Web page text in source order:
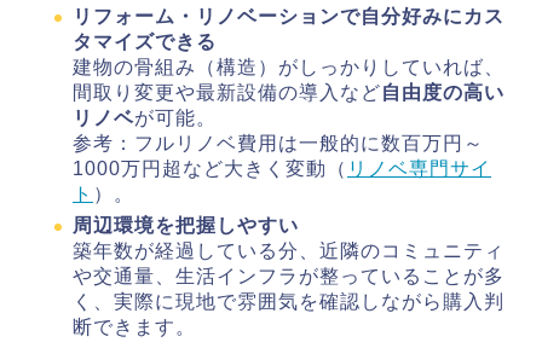
リフォーム・リノベーションで自分好みにカス
タマイズできる
建物の骨組み（構造）がしっかりしていれば、
間取り変更や最新設備の導入など自由度の高い
リノベが可能。
参考：フルリノベ費用は一般的に数百万円～
1000万円超など大きく変動（ リノベ専門サイ
ト ）。
周辺環境を把握しやすい
築年数が経過している分、近隣のコミュニティ
や交通量、生活インフラが整っていることが多
く、実際に現地で雰囲気を確認しながら購入判
断できます。